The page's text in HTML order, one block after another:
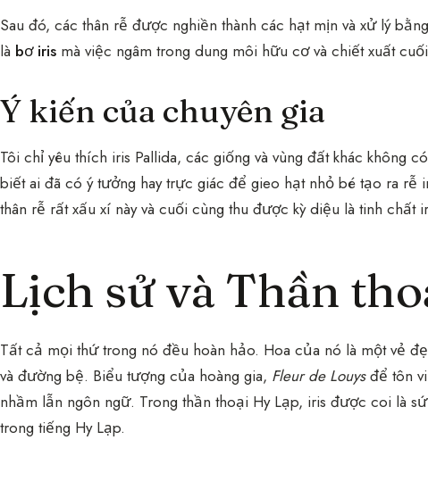
Sau đó, các thân rễ được nghiền thành các hạt mịn và xử lý
là bơ iris mà việc ngâm trong dung môi hữu cơ và chiết xuất
Ý kiến của chuyên gia
Tôi chỉ yêu thích iris Pallida, các giống và vùng đất khác không
biết ai đã có ý tưởng hay trực giác để gieo hạt nhỏ bé tạo ra
thân rễ rất xấu xí này và cuối cùng thu được kỳ diệu là tinh chất
Lịch sử và Thần
Tất cả mọi thứ trong nó đều hoàn hảo. Hoa của nó là một vẻ
và đường bệ. Biểu tượng của hoàng gia, Fleur de Louysđể tôn
nhầm lẫn ngôn ngữ. Trong thần thoại Hy Lạp, iris được coi là
trong tiếng Hy Lạp.